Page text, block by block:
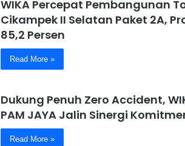
WIKA Percepat Pembangunan
Cikampek II Selatan Paket 2A,
85,2 Persen
Read More »
Dukung Penuh Zero Accident,
PAM JAYA Jalin Sinergi
Read More »